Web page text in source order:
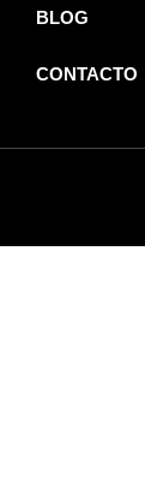
BLOG
CONTACTO